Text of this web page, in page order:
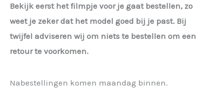
Bekijk eerst het filmpje voor je gaat bestellen, zo
weet je zeker dat het model goed bij je past. Bij
twijfel adviseren wij om niets te bestellen om een
retour te voorkomen.
Nabestellingen komen maandag binnen.